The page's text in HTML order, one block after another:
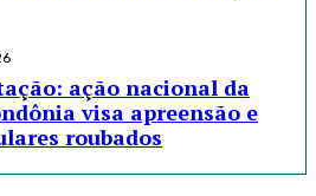
ação nacional da
visa apreensão e
roubados